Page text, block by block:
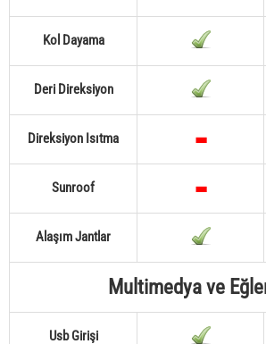
Kol Dayama
Deri Direksiyon
Direksiyon Isıtma
Sunroof
Alaşım Jantlar
Multimedya ve
Usb Girişi